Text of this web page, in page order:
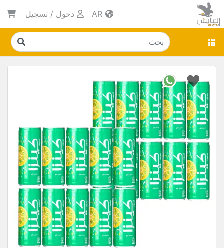
دخول / تسجيل